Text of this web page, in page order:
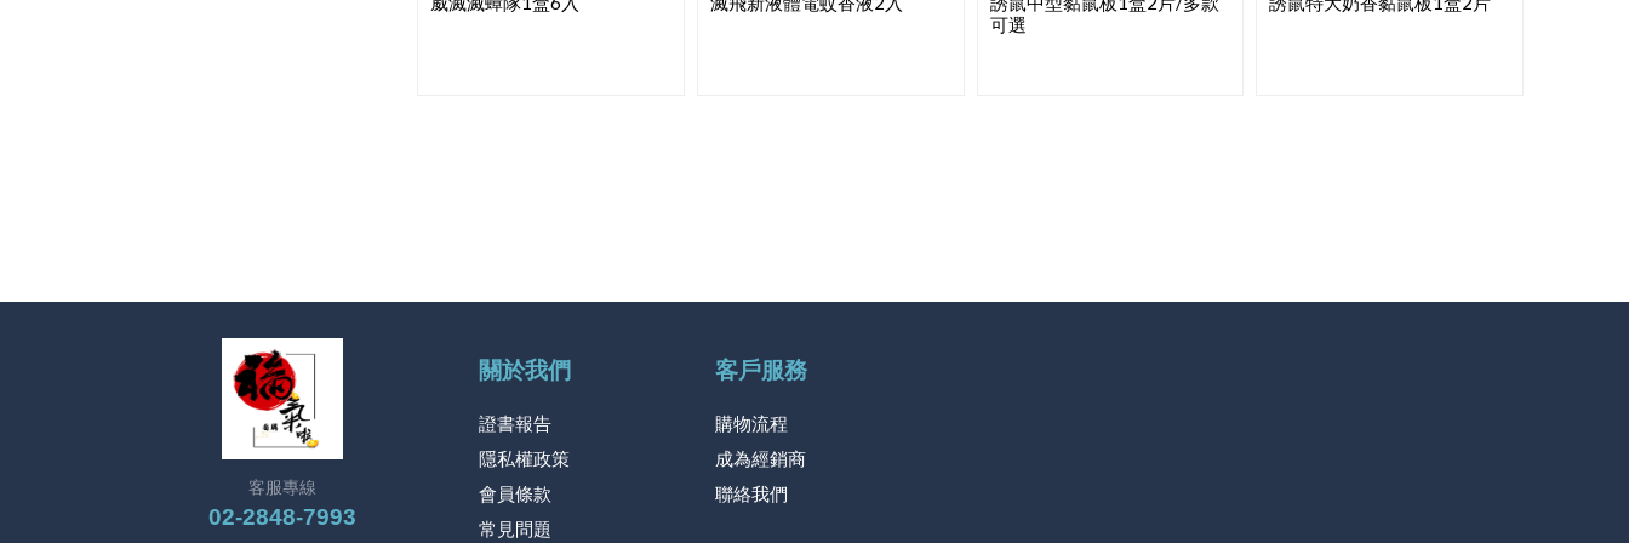
可選
客服專線
02-2848-7993
關於我們
證書報告
隱私權政策
會員條款
常見問題
客戶服務
購物流程
成為經銷商
聯絡我們